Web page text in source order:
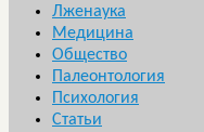
Лженаука
Медицина
Общество
Палеонтология
Психология
Статьи